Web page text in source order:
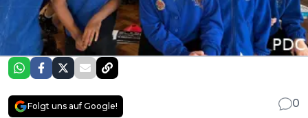
Folgt uns auf Google!
0